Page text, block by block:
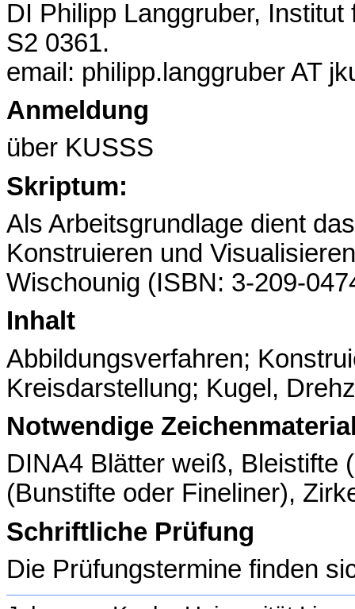
DI Philipp Langgruber,
S2 0361.
email: philipp.langgruber AT
Anmeldung
über KUSSS
Skriptum:
Als Arbeitsgrundlage dient
Konstruieren und
Wischounig (ISBN: 3-209-
Inhalt
Abbildungsverfahren;
Kreisdarstellung; Kugel,
Notwendige
DINA4 Blätter weiß, Bleistifte
(Bunstifte oder Fineliner),
Schriftliche Prüfung
Die Prüfungstermine finden